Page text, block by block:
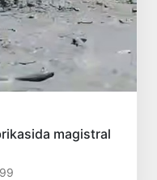
magistral